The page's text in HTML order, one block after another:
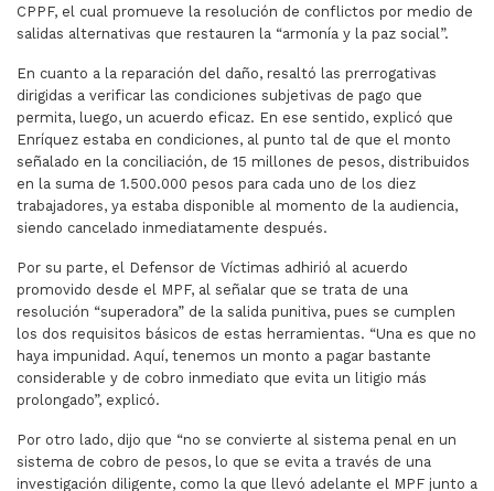
CPPF, el cual promueve la resolución de conflictos por medio de
salidas alternativas que restauren la “armonía y la paz social”.
En cuanto a la reparación del daño, resaltó las prerrogativas
dirigidas a verificar las condiciones subjetivas de pago que
permita, luego, un acuerdo eficaz. En ese sentido, explicó que
Enríquez estaba en condiciones, al punto tal de que el monto
señalado en la conciliación, de 15 millones de pesos, distribuidos
en la suma de 1.500.000 pesos para cada uno de los diez
trabajadores, ya estaba disponible al momento de la audiencia,
siendo cancelado inmediatamente después.
Por su parte, el Defensor de Víctimas adhirió al acuerdo
promovido desde el MPF, al señalar que se trata de una
resolución “superadora” de la salida punitiva, pues se cumplen
los dos requisitos básicos de estas herramientas. “Una es que no
haya impunidad. Aquí, tenemos un monto a pagar bastante
considerable y de cobro inmediato que evita un litigio más
prolongado”, explicó.
Por otro lado, dijo que “no se convierte al sistema penal en un
sistema de cobro de pesos, lo que se evita a través de una
investigación diligente, como la que llevó adelante el MPF junto a